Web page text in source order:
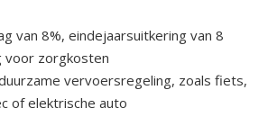
van 8%, eindejaarsuitkering van 8
voor zorgkosten
vervoersregeling, zoals fiets,
of elektrische auto